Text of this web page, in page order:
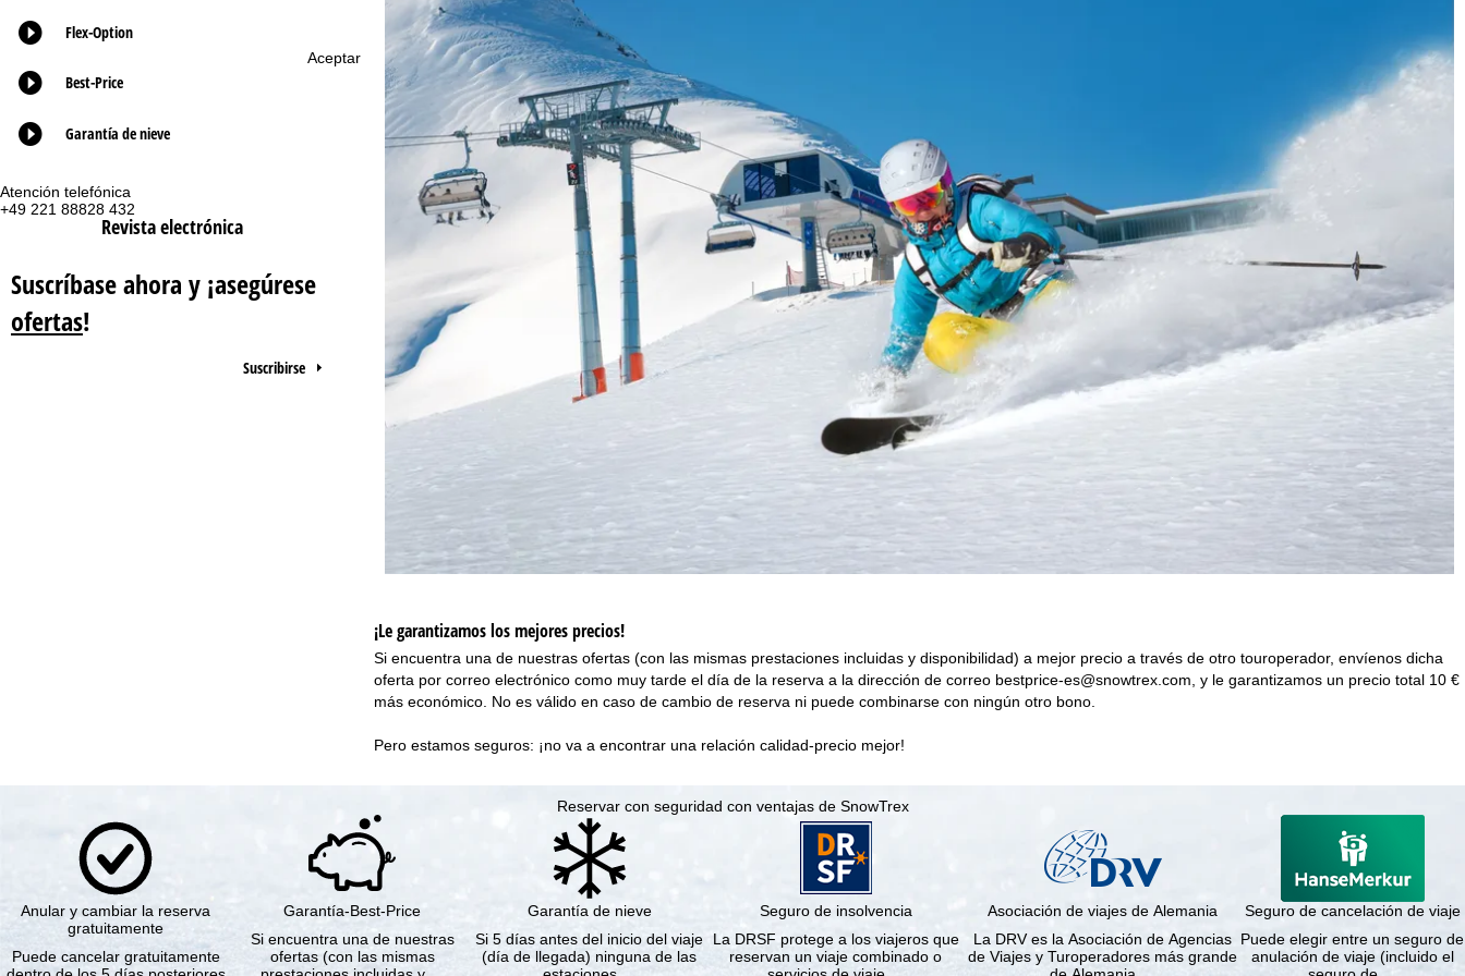
Aceptar
Atención telefónica
+49 221 88828 432
Tenemos abierto (GMT):
lun.-jue.:
09:00 a 17:00
vie.:
09:00 a 14:00
cerrado
Contáctenos
Ayuda
Flex-Option
Best-Price
Garantía de nieve
Revista electrónica
Suscríbase ahora y ¡asegúrese
ofertas!
Suscribirse
n
a
p
i
l
¡Le garantizamos los mejores precios!
Si encuentra una de nuestras ofertas (con las mismas prestaciones incluidas y disponibilidad) a mejor precio a través de otro touroperador, envíenos dicha
oferta por correo electrónico como muy tarde el día de la reserva a la dirección de correo bestprice-es@snowtrex.com , y le garantizamos un precio total 10 €
más económico. No es válido en caso de cambio de reserva ni puede combinarse con ningún otro bono.
Pero estamos seguros: ¡no va a encontrar una relación calidad-precio mejor!
Reservar con seguridad con ventajas de SnowTrex
Anular y cambiar la reserva
gratuitamente
Puede cancelar gratuitamente
Garantía-Best-Price
Si encuentra una de nuestras
ofertas (con las mismas
Garantía de nieve
Si 5 días antes del inicio del viaje
(día de llegada) ninguna de las
Seguro de insolvencia
La DRSF protege a los viajeros que
reservan un viaje combinado o
Asociación de viajes de Alemania
La DRV es la Asociación de Agencias
de Viajes y Turoperadores más grande
Seguro de cancelación de viaje
Puede elegir entre un seguro de
anulación de viaje (incluido el